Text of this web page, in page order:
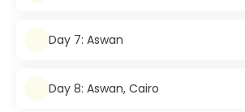
Day 7: Aswan
Day 8: Aswan, Cairo